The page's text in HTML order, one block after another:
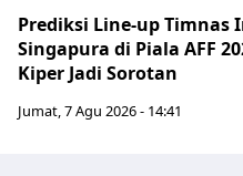
Prediksi Line-up Timnas
Singapura di Piala AFF
Kiper Jadi Sorotan
Jumat, 7 Agu 2026 - 14:41